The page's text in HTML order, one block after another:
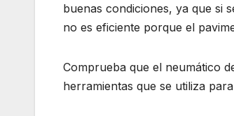
buenas condiciones, ya que si
no es eficiente porque el
Comprueba que el neumático
herramientas que se utiliza